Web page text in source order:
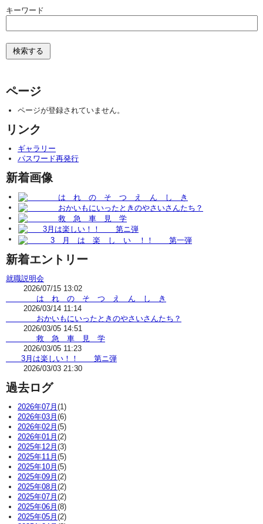
キーワード
ページ
ページが登録されていません。
リンク
ギャラリー
パスワード再発行
新着画像
新着エントリー
就職説明会
2026/07/15 13:02
は れ の そ つ え ん し き
2026/03/14 11:14
おかいもにいったときのやさいさんたち？
2026/03/05 14:51
救 急 車 見 学
2026/03/05 11:23
3月は楽しい！！ 第ニ弾
2026/03/03 21:30
過去ログ
2026年07月(1)
2026年03月(6)
2026年02月(5)
2026年01月(2)
2025年12月(3)
2025年11月(5)
2025年10月(5)
2025年09月(2)
2025年08月(2)
2025年07月(2)
2025年06月(8)
2025年05月(2)